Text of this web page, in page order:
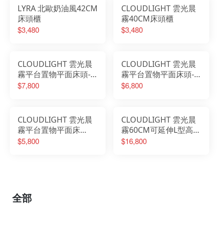
LYRA 北歐奶油風42CM
床頭櫃
$3,480
CLOUDLIGHT 雲光晨
霧40CM床頭櫃
$3,480
CLOUDLIGHT 雲光晨
霧平台置物平面床頭-6
尺
$7,800
CLOUDLIGHT 雲光晨
霧平台置物平面床頭-5
尺
$6,800
CLOUDLIGHT 雲光晨
霧平台置物平面床
頭-3.5尺
$5,800
CLOUDLIGHT 雲光晨
霧60CM可延伸L型高被
櫥梳桌櫃組
$16,800
全部